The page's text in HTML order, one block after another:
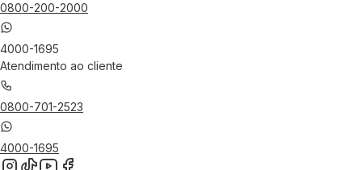
0800-200-2000
4000-1695
Atendimento ao cliente
0800-701-2523
4000-1695